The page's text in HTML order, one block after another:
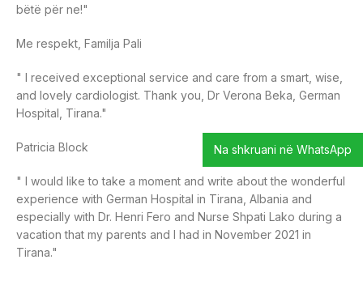
bëtë për ne!"
Me respekt, Familja Pali
" I received exceptional service and care from a smart, wise,
and lovely cardiologist. Thank you, Dr Verona Beka, German
Hospital, Tirana."
Patricia Block
" I would like to take a moment and write about the wonderful
experience with German Hospital in Tirana, Albania and
especially with Dr. Henri Fero and Nurse Shpati Lako during a
vacation that my parents and I had in November 2021 in
Tirana."
Na shkruani në WhatsApp